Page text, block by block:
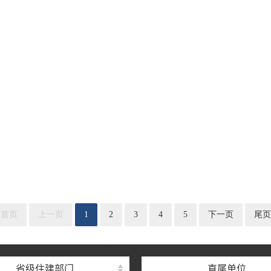
首页 上一页 1 2 3 4 5 下一页 尾页
省级住建部门 直属单位
湖北省建设工程质量安全监